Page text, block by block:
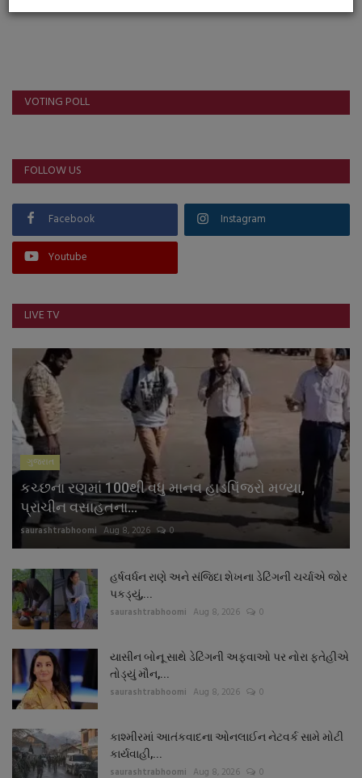
VOTING POLL
FOLLOW US
Facebook Instagram
Youtube
LIVE TV
ગુજરાત
કચ્છના રણમાં 100થી વધુ માનવ હાડપિંજરો મળ્યા,
પ્રાચીન વસાહતના...
saurashtrabhoomi Aug 8, 2026 0
હર્ષવર્ધન રાણે અને સંજિદા શેખના ડેટિંગની ચર્ચાએ જોર
પકડ્યું,...
saurashtrabhoomi Aug 8, 2026 0
યાસીન બોનૂ સાથે ડેટિંગની અફવાઓ પર નોરા ફતેહીએ
તોડ્યું મૌન,...
saurashtrabhoomi Aug 8, 2026 0
કાશ્મીરમાં આતંકવાદના ઓનલાઈન નેટવર્ક સામે મોટી
કાર્યવાહી,...
saurashtrabhoomi Aug 8, 2026 0